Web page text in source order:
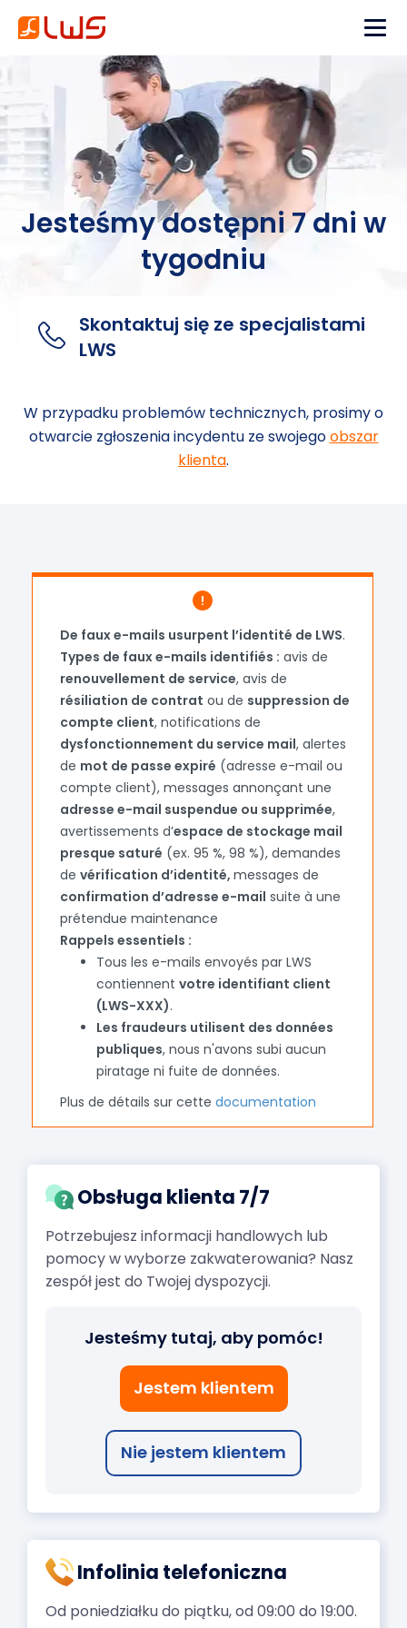
Jesteśmy dostępni 7 dni w
tygodniu
Skontaktuj się ze specjalistami
LWS
W przypadku problemów technicznych, prosimy o
otwarcie zgłoszenia incydentu ze swojegoobszar
klienta.
Loading...